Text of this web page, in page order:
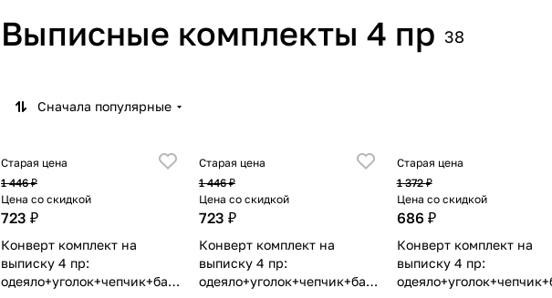
Выписные комплекты 4 пр 38
Сначала популярные
Старая цена
1 446 ₽
Цена со скидкой
723 ₽
Конверт комплект на
выписку 4 пр:
одеяло+уголок+чепчик+бант
Старая цена
1 446 ₽
Цена со скидкой
723 ₽
Конверт комплект на
выписку 4 пр:
одеяло+уголок+чепчик+бант
Старая цена
1 372 ₽
Цена со скидкой
686 ₽
Конверт комплект на
выписку 4 пр: